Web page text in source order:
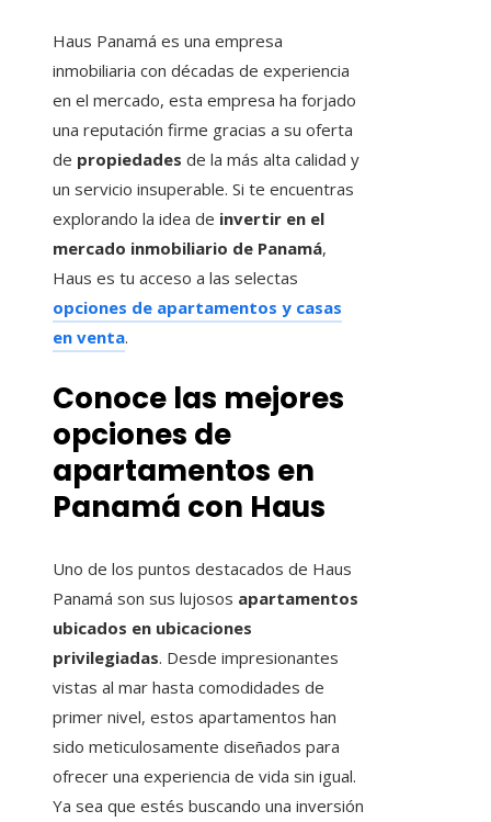
Haus Panamá es una empresa
inmobiliaria con décadas de experiencia
en el mercado, esta empresa ha forjado
una reputación firme gracias a su oferta
de propiedades de la más alta calidad y
un servicio insuperable. Si te encuentras
explorando la idea de invertir en el
mercado inmobiliario de Panamá,
Haus es tu acceso a las selectas
opciones de apartamentos y casas
en venta.
Conoce las mejores
opciones de
apartamentos en
Panamá con Haus
Uno de los puntos destacados de Haus
Panamá son sus lujosos apartamentos
ubicados en ubicaciones
privilegiadas. Desde impresionantes
vistas al mar hasta comodidades de
primer nivel, estos apartamentos han
sido meticulosamente diseñados para
ofrecer una experiencia de vida sin igual.
Ya sea que estés buscando una inversión